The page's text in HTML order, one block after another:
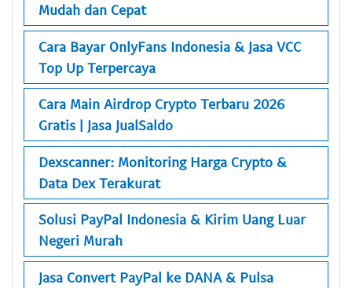
Mudah dan Cepat
Cara Bayar OnlyFans Indonesia & Jasa VCC
Top Up Terpercaya
Cara Main Airdrop Crypto Terbaru 2026
Gratis | Jasa JualSaldo
Dexscanner: Monitoring Harga Crypto &
Data Dex Terakurat
Solusi PayPal Indonesia & Kirim Uang Luar
Negeri Murah
Jasa Convert PayPal ke DANA & Pulsa